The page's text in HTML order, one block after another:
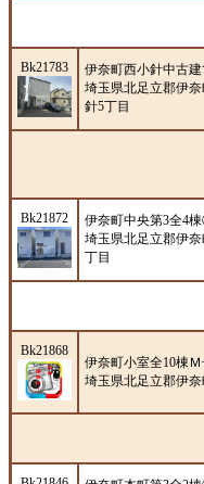
Bk21783
伊奈町西小針中古建
埼玉県北足立郡伊
針5丁目
Bk21872
伊奈町中央第3全4
埼玉県北足立郡伊
丁目
Bk21868
伊奈町小室全10棟
埼玉県北足立郡伊